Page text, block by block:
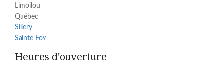
Limoilou
Québec
Sillery
Sainte Foy
Heures d'ouverture